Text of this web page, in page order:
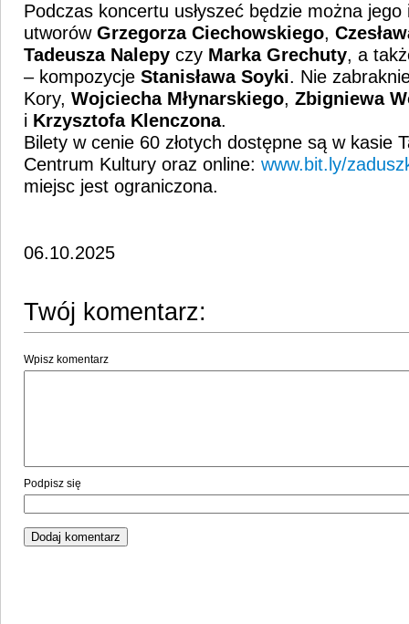
Podczas koncertu usłyszeć będzie można
utworów Grzegorza Ciechowskiego,
Tadeusza Nalepy czy Marka Grechuty, a
– kompozycje Stanisława Soyki. Nie
Kory, Wojciecha Młynarskiego, Zbigniewa
i Krzysztofa Klenczona.
Bilety w cenie 60 złotych dostępne są w kasie
Centrum Kultury oraz online: www.bit.ly/
miejsc jest ograniczona.
06.10.2025
Twój komentarz:
Wpisz komentarz
Podpisz się